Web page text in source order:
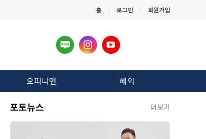
홈 로그인 회원가입
오피니언 해외
포토뉴스 더보기